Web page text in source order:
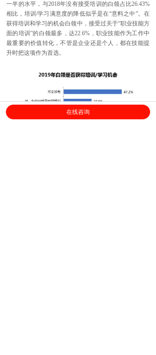
一半的水平，与2018年没有接受培训的白领占比26.43%
相比，培训/学习满意度的降低似乎是在“意料之中”。在
获得培训和学习的机会白领中，接受过关于“职业技能方
面的培训”的白领最多，达22.6%，职业技能作为工作中
最重要的价值转化，不管是企业还是个人，都在技能提
升时把这项作为首选。
在线咨询